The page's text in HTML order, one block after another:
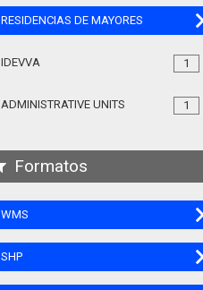
RESIDENCIAS DE MAYORES
1
IDEVVA
1
ADMINISTRATIVE UNITS
Formatos
WMS
SHP